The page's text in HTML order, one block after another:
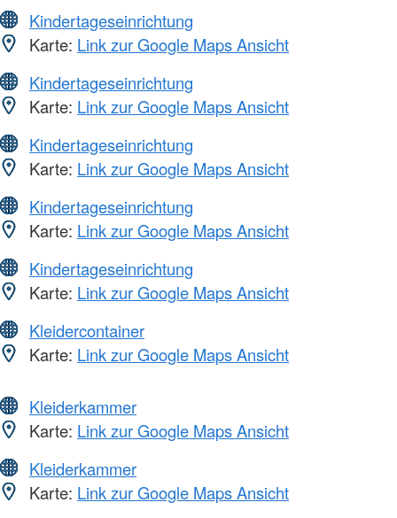
Kindertageseinrichtung
Karte: Link zur Google Maps Ansicht
Kindertageseinrichtung
Karte: Link zur Google Maps Ansicht
Kindertageseinrichtung
Karte: Link zur Google Maps Ansicht
Kindertageseinrichtung
Karte: Link zur Google Maps Ansicht
Kindertageseinrichtung
Karte: Link zur Google Maps Ansicht
Kleidercontainer
Karte: Link zur Google Maps Ansicht
Kleiderkammer
Karte: Link zur Google Maps Ansicht
Kleiderkammer
Karte: Link zur Google Maps Ansicht